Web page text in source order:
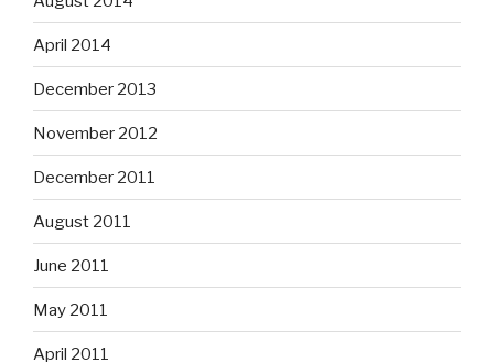
April 2014
December 2013
November 2012
December 2011
August 2011
June 2011
May 2011
April 2011